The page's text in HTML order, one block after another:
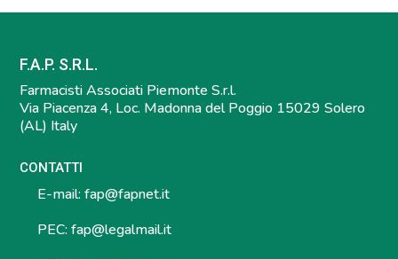
F.A.P. S.R.L.
Farmacisti Associati Piemonte S.r.l.
Via Piacenza 4, Loc. Madonna del Poggio 15029 Solero
(AL) Italy
CONTATTI
E-mail: fap@fapnet.it
PEC: fap@legalmail.it